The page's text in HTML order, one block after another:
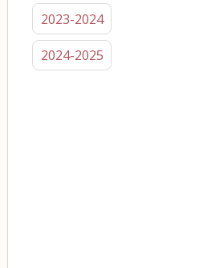
2023-2024
2024-2025